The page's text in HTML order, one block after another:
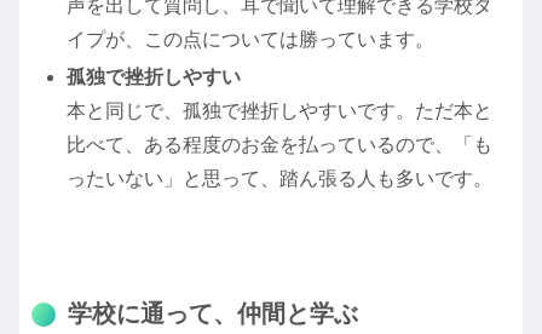
声を出して質問し、耳で聞いて理解できる学校タ
イプが、この点については勝っています。
孤独で挫折しやすい
本と同じで、孤独で挫折しやすいです。ただ本と
比べて、ある程度のお金を払っているので、「も
ったいない」と思って、踏ん張る人も多いです。
学校に通って、仲間と学ぶ